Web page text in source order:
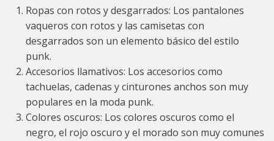
Ropas con rotos y desgarrados: Los pantalones
vaqueros con rotos y las camisetas con
desgarrados son un elemento básico del estilo
punk.
Accesorios llamativos: Los accesorios como
tachuelas, cadenas y cinturones anchos son muy
populares en la moda punk.
Colores oscuros: Los colores oscuros como el
negro, el rojo oscuro y el morado son muy comunes